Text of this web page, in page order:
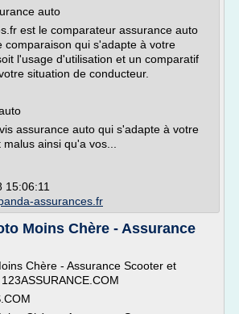
auto
est le comparateur assurance auto
comparaison qui s'adapte à votre
l'usage d'utilisation et un comparatif
situation de conducteur.
assurance auto qui s'adapte à votre
ainsi qu'a vos...
15:06:11
assurances.fr
Moins Chère - Assurance
Chère - Assurance Scooter et